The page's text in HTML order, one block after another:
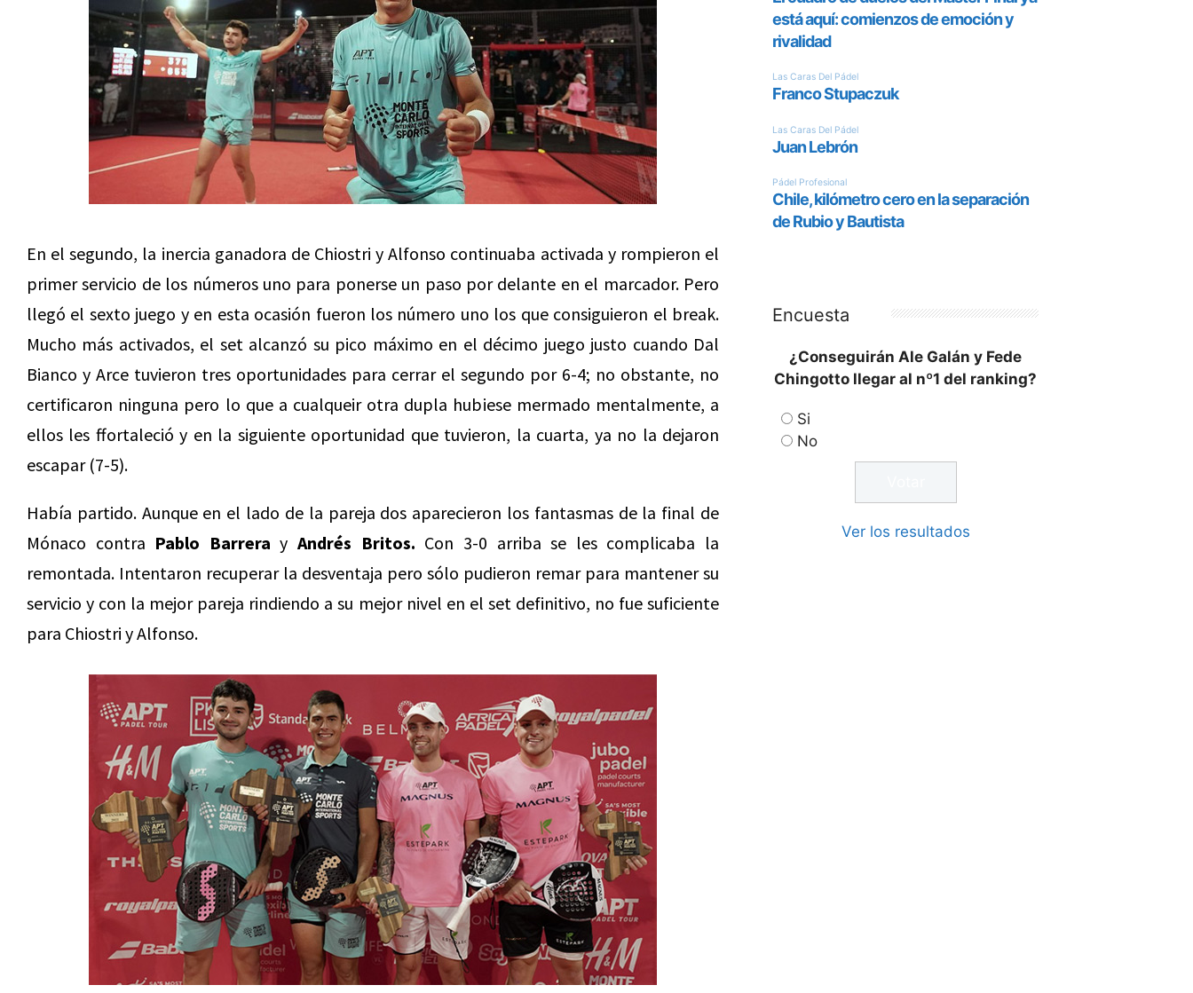
En el segundo, la inercia ganadora de Chiostri y Alfonso continuaba activada y rompieron el
primer servicio de los números uno para ponerse un paso por delante en el marcador. Pero
llegó el sexto juego y en esta ocasión fueron los número uno los que consiguieron el break.
Mucho más activados, el set alcanzó su pico máximo en el décimo juego justo cuando Dal
Bianco y Arce tuvieron tres oportunidades para cerrar el segundo por 6-4; no obstante, no
certificaron ninguna pero lo que a cualqueir otra dupla hubiese mermado mentalmente, a
ellos les ffortaleció y en la siguiente oportunidad que tuvieron, la cuarta, ya no la dejaron
escapar (7-5).
Había partido. Aunque en el lado de la pareja dos aparecieron los fantasmas de la final de
Mónaco contra Pablo Barrera yAndrés Britos. Con 3-0 arriba se les complicaba la
remontada. Intentaron recuperar la desventaja pero sólo pudieron remar para mantener su
servicio y con la mejor pareja rindiendo a su mejor nivel en el set definitivo, no fue suficiente
para Chiostri y Alfonso.
Encuesta
¿Conseguirán Ale Galán y Fede
Chingotto llegar al nº1 del ranking?
Si
No
Ver los resultados